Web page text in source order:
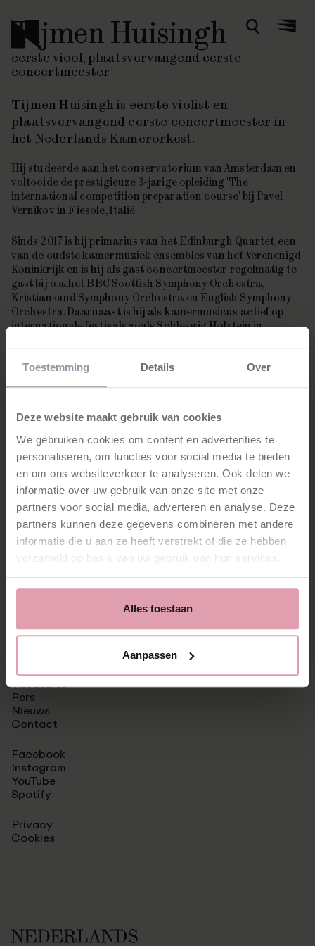
Toestemming Details Over
Deze website maakt gebruik van cookies
We gebruiken cookies om content en advertenties te
personaliseren, om functies voor social media te bieden
en om ons websiteverkeer te analyseren. Ook delen we
informatie over uw gebruik van onze site met onze
partners voor social media, adverteren en analyse. Deze
partners kunnen deze gegevens combineren met andere
informatie die u aan ze heeft verstrekt of die ze hebben
verzameld op basis van uw gebruik van hun services.
Alles toestaan
Aanpassen
ZoekenMenu
Tijmen Huisingh
eerste viool, plaatsvervangend eerste
concertmeester
Tijmen Huisingh is eerste violist en
plaatsvervangend eerste concertmeester in
het Nederlands Kamerorkest.
Hij studeerde aan het conservatorium van Amsterdam en
voltooide de prestigieuze 3-jarige opleiding 'The
international competition preparation course' bij Pavel
Vernikov in Fiesole, Italië.
Sinds 2017 is hij primarius van het Edinburgh Quartet, een
van de oudste kamermuziek ensembles van het Verenenigd
Koninkrijk en is hij als gast concertmeester regelmatig te
gast bij o.a. het BBC Scottish Symphony Orchestra,
Kristiansand Symphony Orchestra en English Symphony
Orchestra. Daarnaast is hij als kamermusicus actief op
internationale festivals zoals Schleswig Holstein in
Hij speelt op een viool van Santo Serafin (1750, Venetië) en
gesteld door het Nationaal Muziekinstrumenten Fonds.
Stay tuned!
Schrijf je in voor het laatste nieuws.
Vacatures
Pers
Nieuws
Contact
Facebook
Instagram
YouTube
Spotify
Privacy
Cookies